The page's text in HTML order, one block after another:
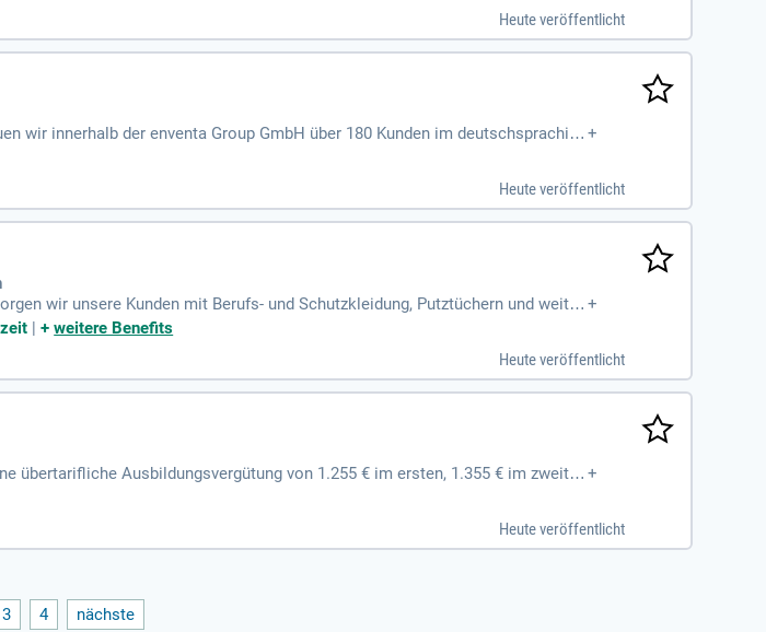
Heute veröffentlicht
wir innerhalb der enventa Group GmbH über 180 Kunden im deutschsprachige
und Corporate Fashion.
+
Heute veröffentlicht
wir unsere Kunden mit Berufs- und Schutzkleidung, Putztüchern und weiter +
|+weitere Benefits
Heute veröffentlicht
übertarifliche Ausbildungsvergütung von 1.255 € im ersten, 1.355 € im zweite
Urlaubs- und Weihnachtsgeld; Besuch der Textilakademie
+
Heute veröffentlicht
3 4 nächste